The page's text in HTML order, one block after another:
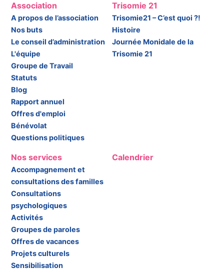
Association
A propos de l’association
Nos buts
Le conseil d’administration
L'équipe
Groupe de Travail
Statuts
Blog
Rapport annuel
Offres d'emploi
Bénévolat
Questions politiques
Trisomie 21
Trisomie21 – C’est quoi ?!
Histoire
Journée Monidale de la
Trisomie 21
Nos services
Accompagnement et
consultations des familles
Consultations
psychologiques
Activités
Groupes de paroles
Offres de vacances
Projets culturels
Sensibilisation
Calendrier